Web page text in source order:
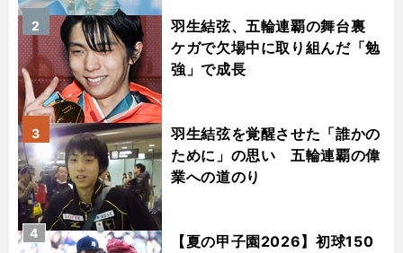
羽生結弦、五輪連覇の舞台裏
ケガで欠場中に取り組んだ「勉
強」で成長
2
羽生結弦を覚醒させた「誰かの
ために」の思い 五輪連覇の偉
業への道のり
3
【夏の甲子園2026】初球150
4